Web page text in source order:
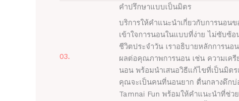
03.
คำปรึกษาแบบเป็นมิตร
บริการให้คำแนะนำเกี่ยวกับการนอน
เข้าใจการนอนในแบบที่ง่าย ไม่ซับซ้
ชีวิตประจำวัน เราอธิบายหลักการน
ผลต่อคุณภาพการนอน เช่น ความเค
นอน พร้อมนำเสนอวิธีแก้ไขที่เป็นมิต
คุณจะเป็นคนที่นอนยาก ตื่นกลางดึกบ่
Tamnai Fun พร้อมให้คำแนะนำที่ช่ว